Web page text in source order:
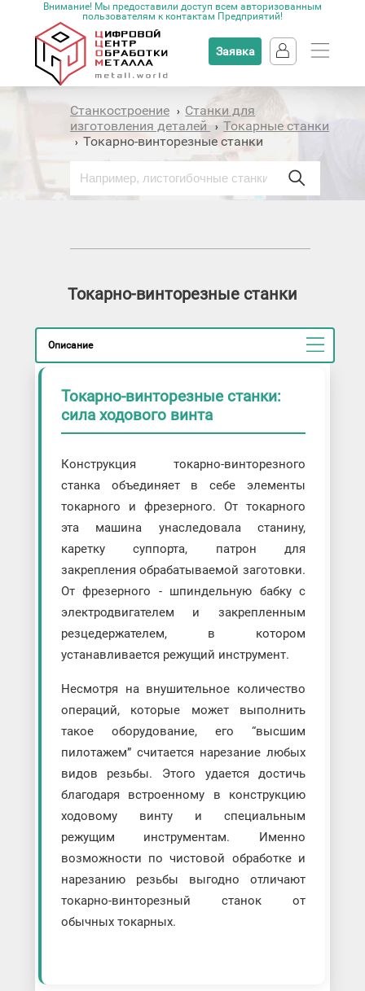
Внимание! Мы предоставили доступ всем авторизованным
пользователям к контактам Предприятий!
Заявка
Станкостроение › Станки для
изготовления деталей › Токарные станки
› Токарно-винторезные станки
Токарно-винторезные станки
Описание
Токарно-винторезные станки:
сила ходового винта
Конструкция токарно-винторезного
станка объединяет в себе элементы
токарного и фрезерного. От токарного
эта машина унаследовала станину,
каретку суппорта, патрон для
закрепления обрабатываемой заготовки.
От фрезерного - шпиндельную бабку с
электродвигателем и закрепленным
резцедержателем, в котором
устанавливается режущий инструмент.
Несмотря на внушительное количество
операций, которые может выполнить
такое оборудование, его “высшим
пилотажем” считается нарезание любых
видов резьбы. Этого удается достичь
благодаря встроенному в конструкцию
ходовому винту и специальным
режущим инструментам. Именно
возможности по чистовой обработке и
нарезанию резьбы выгодно отличают
токарно-винторезный станок от
обычных токарных.